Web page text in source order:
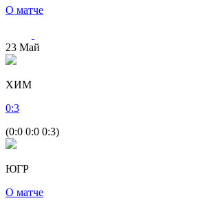
О матче
23 Май
ХИМ
0:3
(0:0 0:0 0:3)
ЮГР
О матче